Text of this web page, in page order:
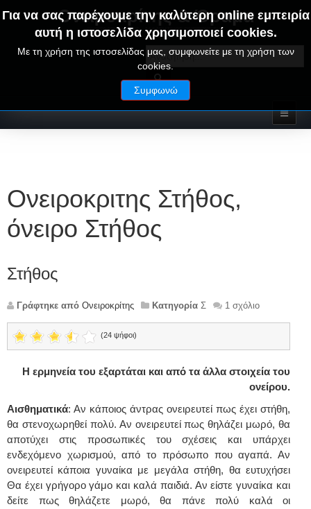
Ονειροκρίτης & Όραμα
ΟΝΕΙΡΑ ΕΡΜΗΝΕΙΕΣ - ΑΛΦΑΒΗΤΙΚΟΣ ΟΝΕΙΡΟΚΡΙΤΗΣ
Για να σας παρέχουμε την καλύτερη online εμπειρία
αυτή η ιστοσελίδα χρησιμοποιεί cookies.
Με τη χρήση της ιστοσελίδας μας, συμφωνείτε με τη χρήση των
cookies.
Συμφωνώ
Ονειροκριτης Στήθος,
όνειρο Στήθος
Στήθος
Γράφτηκε από Ονειροκρίτης Κατηγορία Σ 1 σχόλιο
(24 ψήφοι)
Η ερμηνεία του εξαρτάται και από τα άλλα στοιχεία του
ονείρου.
Αισθηματικά: Αν κάποιος άντρας ονειρευτεί πως έχει στήθη,
θα στενοχωρηθεί πολύ. Αν ονειρευτεί πως θηλάζει μωρό, θα
αποτύχει στις προσωπικές του σχέσεις και υπάρχει
ενδεχόμενο χωρισμού, από το πρόσωπο που αγαπά. Αν
ονειρευτεί κάποια γυναίκα με μεγάλα στήθη, θα ευτυχήσει
Θα έχει γρήγορο γάμο και καλά παιδιά. Αν είστε γυναίκα και
δείτε πως θηλάζετε μωρό, θα πάνε πολύ καλά οι